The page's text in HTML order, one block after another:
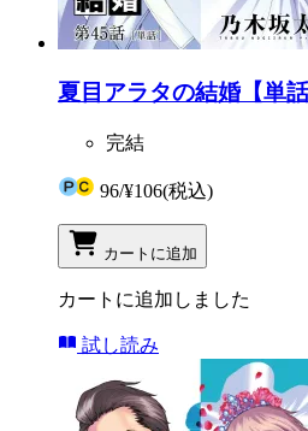
夏目アラタの結婚【単
完結
96/¥106(税込)
カートに追加
カートに追加しました
試し読み